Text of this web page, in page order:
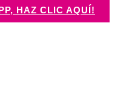
HAZ CLIC AQUÍ!